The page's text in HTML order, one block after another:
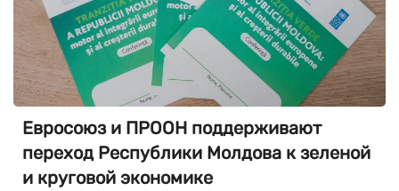
Евросоюз и ПРООН поддерживают
переход Республики Молдова к зеленой
и круговой экономике